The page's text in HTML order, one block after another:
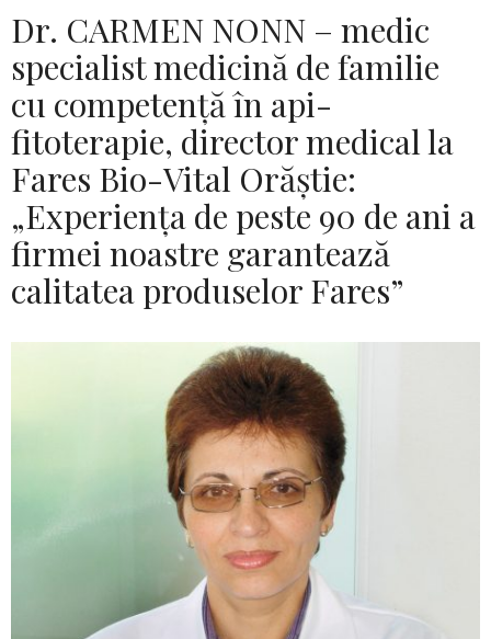
Dr. CARMEN NONN – medic
specialist medicină de familie
cu competenţă în api-
fitoterapie, director medical la
Fares Bio-Vital Orăștie:
„Experiența de peste 90 de ani a
firmei noastre garantează
calitatea produselor Fares”